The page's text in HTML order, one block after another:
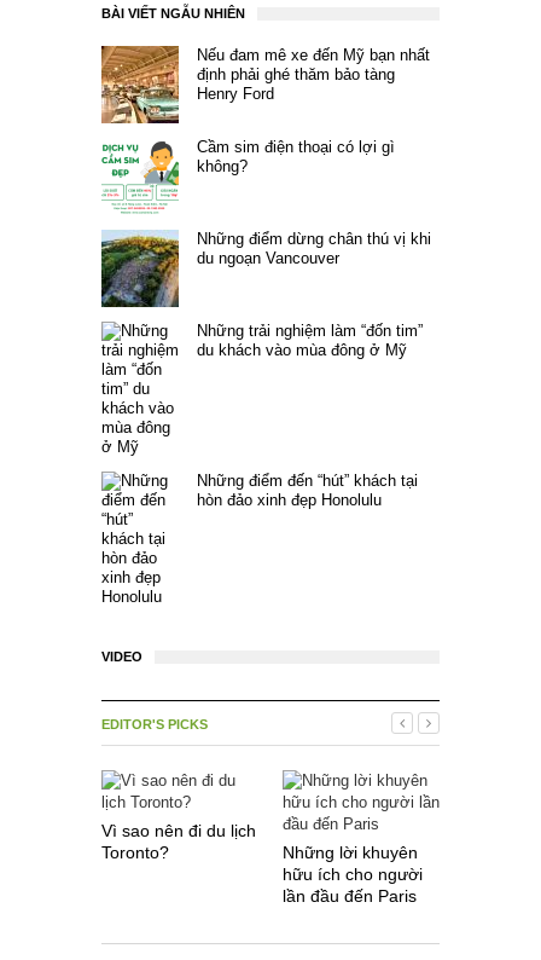
BÀI VIẾT NGẪU NHIÊN
Nếu đam mê xe đến Mỹ bạn nhất
định phải ghé thăm bảo tàng
Henry Ford
Cầm sim điện thoại có lợi gì
không?
Những điểm dừng chân thú vị khi
du ngoạn Vancouver
Những trải nghiệm làm “đốn tim”
du khách vào mùa đông ở Mỹ
Những điểm đến “hút” khách tại
hòn đảo xinh đẹp Honolulu
VIDEO
EDITOR'S PICKS
Vì sao nên đi du lịch
Toronto?
Những lời khuyên
hữu ích cho người
lần đầu đến Paris